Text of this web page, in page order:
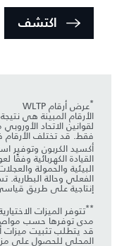
اكتشف
*عرض أرقام WLTP
الأرقام المبينة هي
لقوانين الاتحاد
فقط. قد تختلف الأرقام
أكسيد الكربون وتوفير
القيادة الكهربائية
البيئية والحمولة
الفعلي وحالة البطارية.
إنتاجية على طريق
**تتوفر الميزات
مدى توفرها حسب
قد يتطلب تثبيت ميزات
المحلي للحصول على